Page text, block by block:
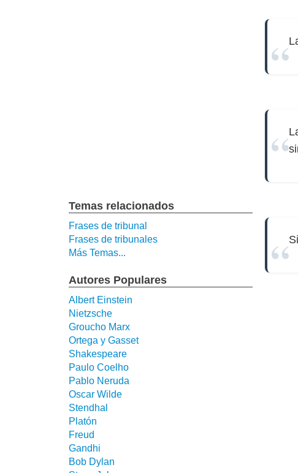
Temas relacionados
Frases de tribunal
Frases de tribunales
Más Temas...
Autores Populares
Albert Einstein
Nietzsche
Groucho Marx
Ortega y Gasset
Shakespeare
Paulo Coelho
Pablo Neruda
Oscar Wilde
Stendhal
Platón
Freud
Gandhi
Bob Dylan